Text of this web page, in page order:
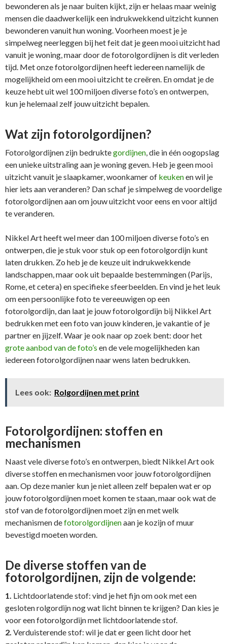
bewonderen als je naar buiten kijkt, zijn er helaas maar weinig
mensen die daadwerkelijk een indrukwekkend uitzicht kunnen
bewonderen vanuit hun woning. Voorheen moest je je
simpelweg neerleggen bij het feit dat je geen mooi uitzicht had
vanuit je woning, maar door de fotorolgordijnen is dit verleden
tijd. Met onze fotorolgordijnen heeft iedereen namelijk de
mogelijkheid om een mooi uitzicht te creëren. En omdat je de
keuze hebt uit wel 100 miljoen diverse foto’s en ontwerpen,
kun je helemaal zelf jouw uitzicht bepalen.
Wat zijn fotorolgordijnen?
Fotorolgordijnen zijn bedruktegordijnen , die in één oogopslag
een unieke uitstraling aan je woning geven. Heb je geen mooi
uitzicht vanuit je slaapkamer, woonkamer of keukenen wil je
hier iets aan veranderen? Dan schaf je simpelweg de voordelige
fotorolgordijnen aan om jouw uitzicht voor eens en voor altijd
te veranderen.
Nikkel Art heeft wel meer dan 100 miljoen diverse foto’s en
ontwerpen, die je stuk voor stuk op een fotorolgordijn kunt
laten drukken. Zo heb je de keuze uit indrukwekkende
landschappen, maar ook uit bepaalde bestemmingen (Parijs,
Rome, et cetera) en specifieke sfeerbeelden. En vind je het leuk
om een persoonlijke foto te vereeuwigen op een
fotorolgordijn, dan laat je jouw fotorolgordijn bij Nikkel Art
bedrukken met een foto van jouw kinderen, je vakantie of je
partner en jijzelf. Waar je ook naar op zoek bent: door het
grote aanbod van de foto’s en de vele mogelijkheden kan
iedereen fotorolgordijnen naar wens laten bedrukken.
Lees ook: Rolgordijnen met print
Fotorolgordijnen: stoffen en
mechanismen
Naast vele diverse foto’s en ontwerpen, biedt Nikkel Art ook
diverse stoffen en mechanismen voor jouw fotorolgordijnen
aan. Op deze manier kun je niet alleen zelf bepalen wat er op
jouw fotorolgordijnen moet komen te staan, maar ook wat de
stof van de fotorolgordijnen moet zijn en met welk
mechanismen defotorolgordijnenaan je kozijn of muur
bevestigd moeten worden.
De diverse stoffen van de
fotorolgordijnen, zijn de volgende:
1. Lichtdoorlatende stof: vind je het fijn om ook met een
gesloten rolgordijn nog wat licht binnen te krijgen? Dan kies je
voor een fotorolgordijn met lichtdoorlatende stof.
2. Verduisterende stof: wil je dat er geen licht door het